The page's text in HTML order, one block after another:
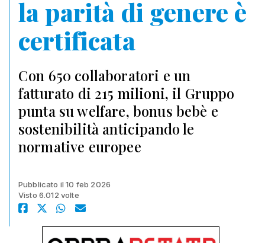
la parità di genere è
certificata
Con 650 collaboratori e un
fatturato di 215 milioni, il Gruppo
punta su welfare, bonus bebè e
sostenibilità anticipando le
normative europee
Pubblicato il 10 feb 2026
Visto 6.012 volte